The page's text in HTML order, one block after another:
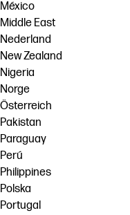
México
Middle East
Nederland
New Zealand
Nigeria
Norge
Österreich
Pakistan
Paraguay
Perú
Philippines
Polska
Portugal